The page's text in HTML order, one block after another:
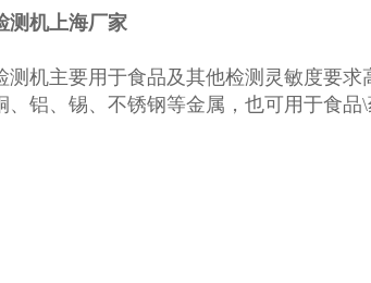
测机上海厂家
测机主要用于食品及其他检测灵敏度要
、铝、锡、不锈钢等金属，也可用于食品